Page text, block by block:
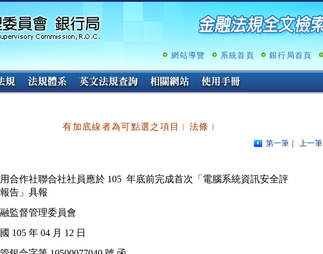
跳
容
網站導覽 系統首頁 銀行局首頁
有加底線者為可點選之項目﹝法條﹞
第一筆 ｜ 上一筆
合作社聯合社社員應於 105  年底前完成首次「電腦系統資訊安全評
監督管理委員會
105 年 04 月 12 日